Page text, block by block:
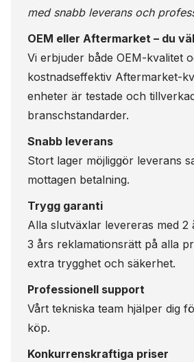
med snabb leverans och
OEM eller Aftermarket – du
Vi erbjuder både OEM-kvalitet
kostnadseffektiv Aftermarket-
enheter är testade och
branschstandarder.
Snabb leverans
Stort lager möjliggör leverans
mottagen betalning.
Trygg garanti
Alla slutväxlar levereras med 2
3 års reklamationsrätt på alla
extra trygghet och säkerhet.
Professionell support
Vårt tekniska team hjälper dig
köp.
Konkurrenskraftiga priser